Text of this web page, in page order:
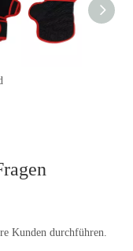
Kunden durchführen.